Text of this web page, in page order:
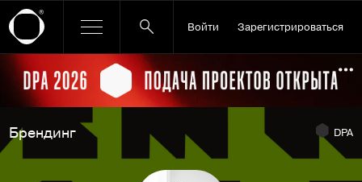
Войти Зарегистрироваться
Ссылка баннера
Брендинг DPA